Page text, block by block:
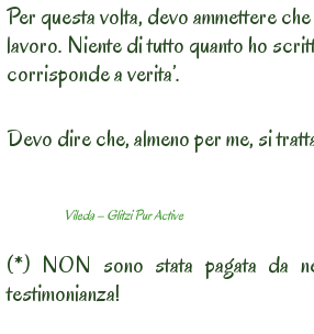
Per questa volta, devo ammettere
lavoro. Niente di tutto quanto ho
corrisponde a verita’.
Devo dire che, almeno per me, si
Vileda – Glitzi Pur Active
(*) NON sono stata pagata da
testimonianza!